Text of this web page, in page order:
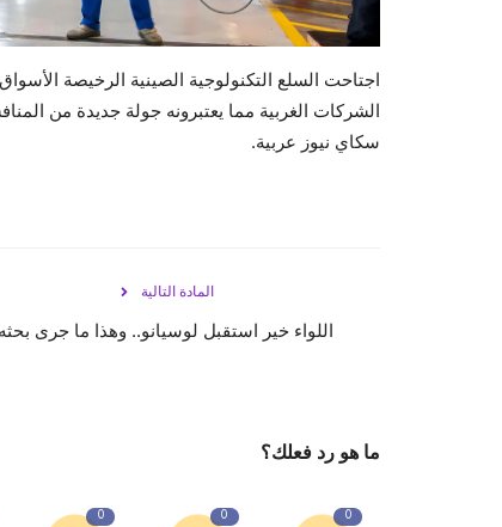
اجتاحت السلع التكنولوجية الصينية الرخيصة
الشركات الغربية مما يعتبرونه جولة جديدة من
سكاي نيوز عربية.
المادة التالية
اللواء خير استقبل لوسيانو.. وهذا ما جرى بحثه
ما هو رد فعلك؟
0
0
0